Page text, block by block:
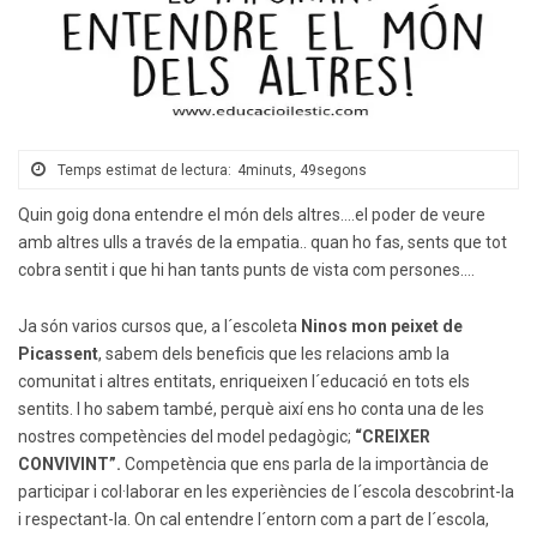
Temps estimat de lectura: 4minuts, 49segons
Quin goig dona entendre el món dels altres….el poder de veure
amb altres ulls a través de la empatia.. quan ho fas, sents que tot
cobra sentit i que hi han tants punts de vista com persones….
Ja són varios cursos que, a l´escoleta Ninos mon peixet de
Picassent, sabem dels beneficis que les relacions amb la
comunitat i altres entitats, enriqueixen l´educació en tots els
sentits. I ho sabem també, perquè així ens ho conta una de les
nostres competències del model pedagògic; “CREIXER
CONVIVINT”. Competència que ens parla de la importància de
participar i col·laborar en les experiències de l´escola descobrint-la
i respectant-la. On cal entendre l´entorn com a part de l´escola,